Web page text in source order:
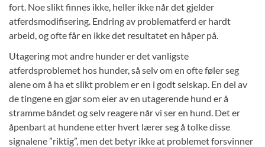
fort. Noe slikt finnes ikke, heller ikke når det gjelder
atferdsmodifisering. Endring av problematferd er hardt
arbeid, og ofte får en ikke det resultatet en håper på.
Utagering mot andre hunder er det vanligste
atferdsproblemet hos hunder, så selv om en ofte føler seg
alene om å ha et slikt problem er en i godt selskap. En del av
de tingene en gjør som eier av en utagerende hund er å
stramme båndet og selv reagere når vi ser en hund. Det er
åpenbart at hundene etter hvert lærer seg å tolke disse
signalene ”riktig”, men det betyr ikke at problemet forsvinner